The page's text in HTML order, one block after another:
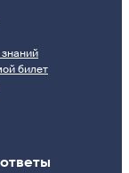
билет